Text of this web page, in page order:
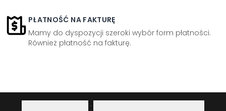
PŁATNOŚĆ NA FAKTURĘ
Mamy do dyspozycji szeroki wybór form płatności.
Również płatność na fakturę.
·